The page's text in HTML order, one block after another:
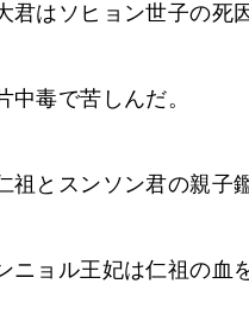
君はソヒョン世子の死
中毒で苦しんだ。
祖とスンソン君の親子
ニョル王妃は仁祖の血